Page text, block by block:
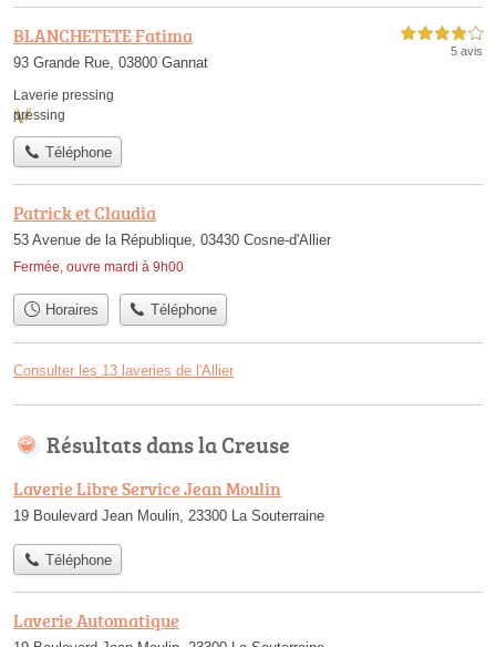
BLANCHETETE Fatima
93 Grande Rue, 03800 Gannat
4,0 étoiles sur 5
5 avis
Laverie pressing
pressing
Téléphone
Patrick et Claudia
53 Avenue de la République, 03430 Cosne-d'Allier
Fermée, ouvre mardi à 9h00
Horaires Téléphone
Consulter les 13 laveries de l'Allier
Résultats dans la Creuse
Laverie Libre Service Jean Moulin
19 Boulevard Jean Moulin, 23300 La Souterraine
Téléphone
Laverie Automatique